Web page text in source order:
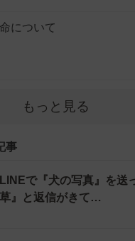
について
もっと見る
事
で『犬の写真』を送
』と返信がきて…